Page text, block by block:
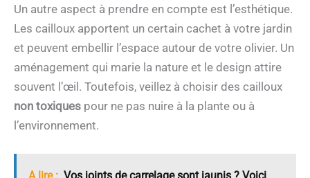
Un autre aspect à prendre en compte est l’esthétique.
Les cailloux apportent un certain cachet à votre jardin
et peuvent embellir l’espace autour de votre olivier. Un
aménagement qui marie la nature et le design attire
souvent l’œil. Toutefois, veillez à choisir des cailloux
non toxiques pour ne pas nuire à la plante ou à
l’environnement.